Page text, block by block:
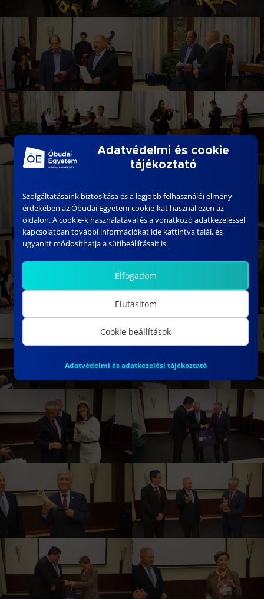
Adatvédelmi és cookie
tájékoztató
Szolgáltatásaink biztosítása és a legjobb felhasználói élmény
érdekében az Óbudai Egyetem cookie-kat használ ezen az
oldalon. A cookie-k használatával és a vonatkozó adatkezeléssel
kapcsolatban további információkat ide kattintva talál, és
ugyanitt módosíthatja a sütibeállításait is.
Elfogadom
Elutasítom
Cookie beállítások
Adatvédelmi és adatkezelési tájékoztató